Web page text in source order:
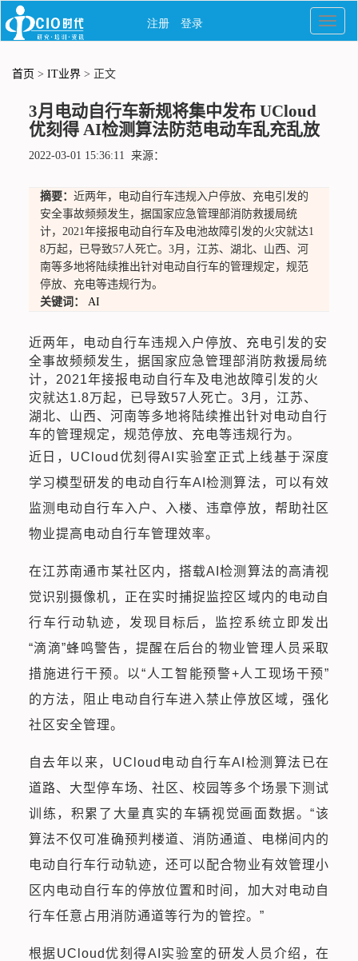
首页 > IT业界 > 正文
3月电动自行车新规将集中发布 UCloud
优刻得 AI检测算法防范电动车乱充乱放
2022-03-01 15:36:11 来源：
摘要： 近两年，电动自行车违规入户停放、充电引发的
安全事故频频发生，据国家应急管理部消防救援局统
计，2021年接报电动自行车及电池故障引发的火灾就达1
8万起，已导致57人死亡。3月，江苏、湖北、山西、河
南等多地将陆续推出针对电动自行车的管理规定，规范
停放、充电等违规行为。
关键词：
AI
近两年，电动自行车违规入户停放、充电引发的安
全事故频频发生，据国家应急管理部消防救援局统
计，2021年接报电动自行车及电池故障引发的火
灾就达1.8万起，已导致57人死亡。3月，江苏、
湖北、山西、河南等多地将陆续推出针对电动自行
车的管理规定，规范停放、充电等违规行为。
近日，UCloud优刻得AI实验室正式上线基于深度
学习模型研发的电动自行车AI检测算法，可以有效
监测电动自行车入户、入楼、违章停放，帮助社区
物业提高电动自行车管理效率。
在江苏南通市某社区内，搭载AI检测算法的高清视
觉识别摄像机，正在实时捕捉监控区域内的电动自
行车行动轨迹，发现目标后，监控系统立即发出
“滴滴”蜂鸣警告，提醒在后台的物业管理人员采取
措施进行干预。以“人工智能预警+人工现场干预”
的方法，阻止电动自行车进入禁止停放区域，强化
社区安全管理。
自去年以来，UCloud电动自行车AI检测算法已在
道路、大型停车场、社区、校园等多个场景下测试
训练，积累了大量真实的车辆视觉画面数据。“该
算法不仅可准确预判楼道、消防通道、电梯间内的
电动自行车行动轨迹，还可以配合物业有效管理小
区内电动自行车的停放位置和时间，加大对电动自
行车任意占用消防通道等行为的管控。”
根据UCloud优刻得AI实验室的研发人员介绍，在